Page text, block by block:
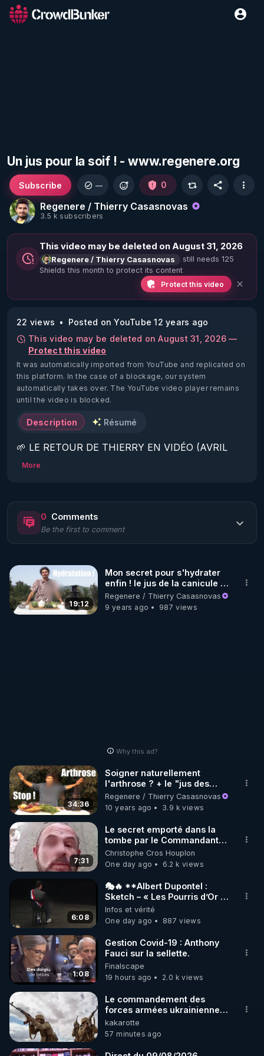
Un jus pour la soif ! - www.regenere.org
Regenere / Thierry Casasnovas
3.5 k subscribers
Subscribe — 0
This video may be deleted on August 31, 2026
Regenere / Thierry Casasnovas
still needs 125
Shields this month to protect its content
Protect this video
22 views
Posted on YouTube 12 years ago
This video may be deleted on August 31, 2026 —
Protect this video
It was automatically imported from YouTube and replicated on
this platform. In the case of a blockage, our system
automatically takes over. The YouTube video player remains
until the video is blocked.
Description Résumé
🌱 LE RETOUR DE THIERRY EN VIDÉO (AVRIL
2022)!
https://www.rgnr.fr/presentation.html
🌱 LE MAGAZINE RÉGÉNÈRE
🌱 LA BOUTIQUE DU MAGAZINE
Pour obtenir les anciens numéros que vous avez
🌱 INSTAGRAM
https://www.instagram.com/rdlr_thierrycasasnovas/
http://rgnr.li/instagram
🌱 LA NEWSLETTER
Pour ne pas rater l’actualité RGNR (stages,
http://rgnr.li/news
🌱 VIDÉOS NON CENSURÉES SUR ODYSEE
Toutes les vidéos Youtube sont aussi sur la
http://rgnr.li/odysee
🌱 LES STAGES EN PRÉSENTIEL
http://rgnr.li/stages
More
0 Comments
Be the first to comment
19:12
Mon secret pour s'hydrater
enfin ! le jus de la canicule -
www.regenere.org
Regenere / Thierry Casasnovas
9 years ago
987 views
Why this ad?
34:36
Soigner naturellement
l'arthrose ? + le "jus des
cartilages"
Regenere / Thierry Casasnovas
10 years ago
3.9 k views
7:31
Le secret emporté dans la
tombe par le Commandant
Cousteau le 25 juin 1997
Christophe Cros Houplon
One day ago
6.2 k views
6:08
🎭🔥 **Albert Dupontel :
Sketch – « Les Pourris d’Or »
🏆💰**
Infos et vérité
One day ago
887 views
1:08
Gestion Covid-19 : Anthony
Fauci sur la sellette.
Finalscape
19 hours ago
2.0 k views
Le commandement des
forces armées ukrainiennes
a ordonné l'élimination des
mercenaires qui étaient
encerclés Le
commandement des forces
kakarotte
57 minutes ago